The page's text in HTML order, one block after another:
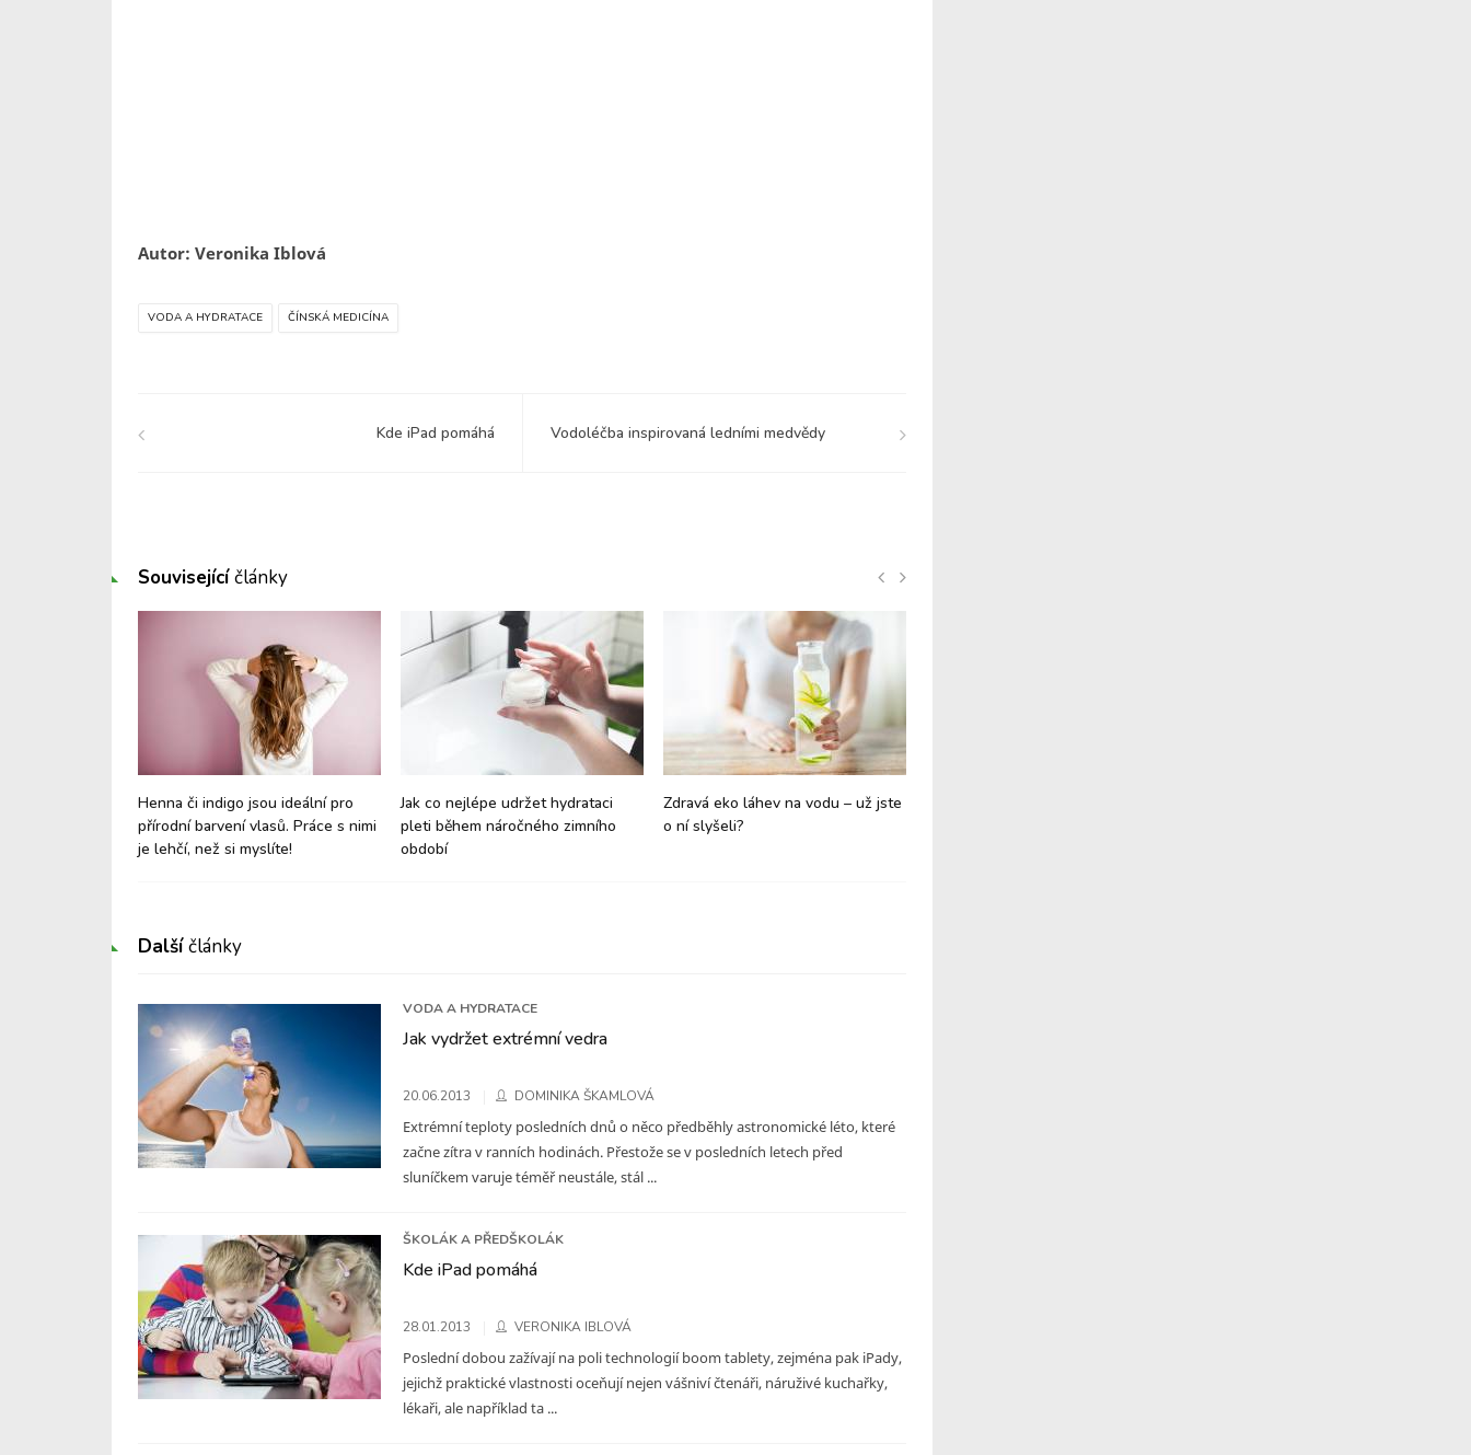
Autor: Veronika Iblová
VODA A HYDRATACE ČÍNSKÁ MEDICÍNA
Kde iPad pomáhá Vodoléčba inspirovaná ledními medvědy
Souvisejícíčlánky
Henna či indigo jsou ideální pro
přírodní barvení vlasů. Práce s nimi
je lehčí, než si myslíte!
Jak co nejlépe udržet hydrataci
pleti během náročného zimního
období
Zdravá eko láhev na vodu – už jste
o ní slyšeli?
Dalšíčlánky
VODA A HYDRATACE
Jak vydržet extrémní vedra
20.06.2013 DOMINIKA ŠKAMLOVÁ
Extrémní teploty posledních dnů o něco předběhly astronomické léto, které
začne zítra v ranních hodinách. Přestože se v posledních letech před
sluníčkem varuje téměř neustále, stál ...
ŠKOLÁK A PŘEDŠKOLÁK
Kde iPad pomáhá
28.01.2013 VERONIKA IBLOVÁ
Poslední dobou zažívají na poli technologií boom tablety, zejména pak iPady,
jejichž praktické vlastnosti oceňují nejen vášniví čtenáři, náruživé kuchařky,
lékaři, ale například ta ...